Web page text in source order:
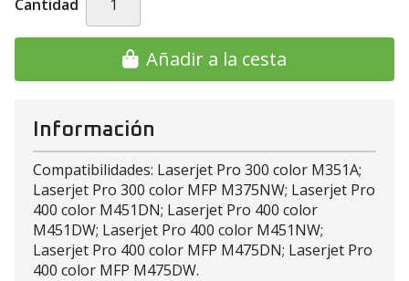
Cantidad
Añadir a la cesta
Información
Compatibilidades: Laserjet Pro 300 color M351A;
Laserjet Pro 300 color MFP M375NW; Laserjet Pro
400 color M451DN; Laserjet Pro 400 color
M451DW; Laserjet Pro 400 color M451NW;
Laserjet Pro 400 color MFP M475DN; Laserjet Pro
400 color MFP M475DW.